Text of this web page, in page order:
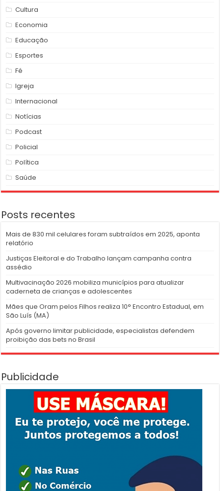
Cultura
Economia
Educação
Esportes
Fé
Igreja
Internacional
Notícias
Podcast
Policial
Política
Saúde
Posts recentes
Mais de 830 mil celulares foram subtraídos em 2025, aponta
relatório
Justiças Eleitoral e do Trabalho lançam campanha contra
assédio
Multivacinação 2026 mobiliza municípios para atualizar
caderneta de crianças e adolescentes
Mães que Oram pelos Filhos realiza 10° Encontro Estadual, em
São Luís (MA)
Após governo limitar publicidade, especialistas defendem
proibição das bets no Brasil
Publicidade